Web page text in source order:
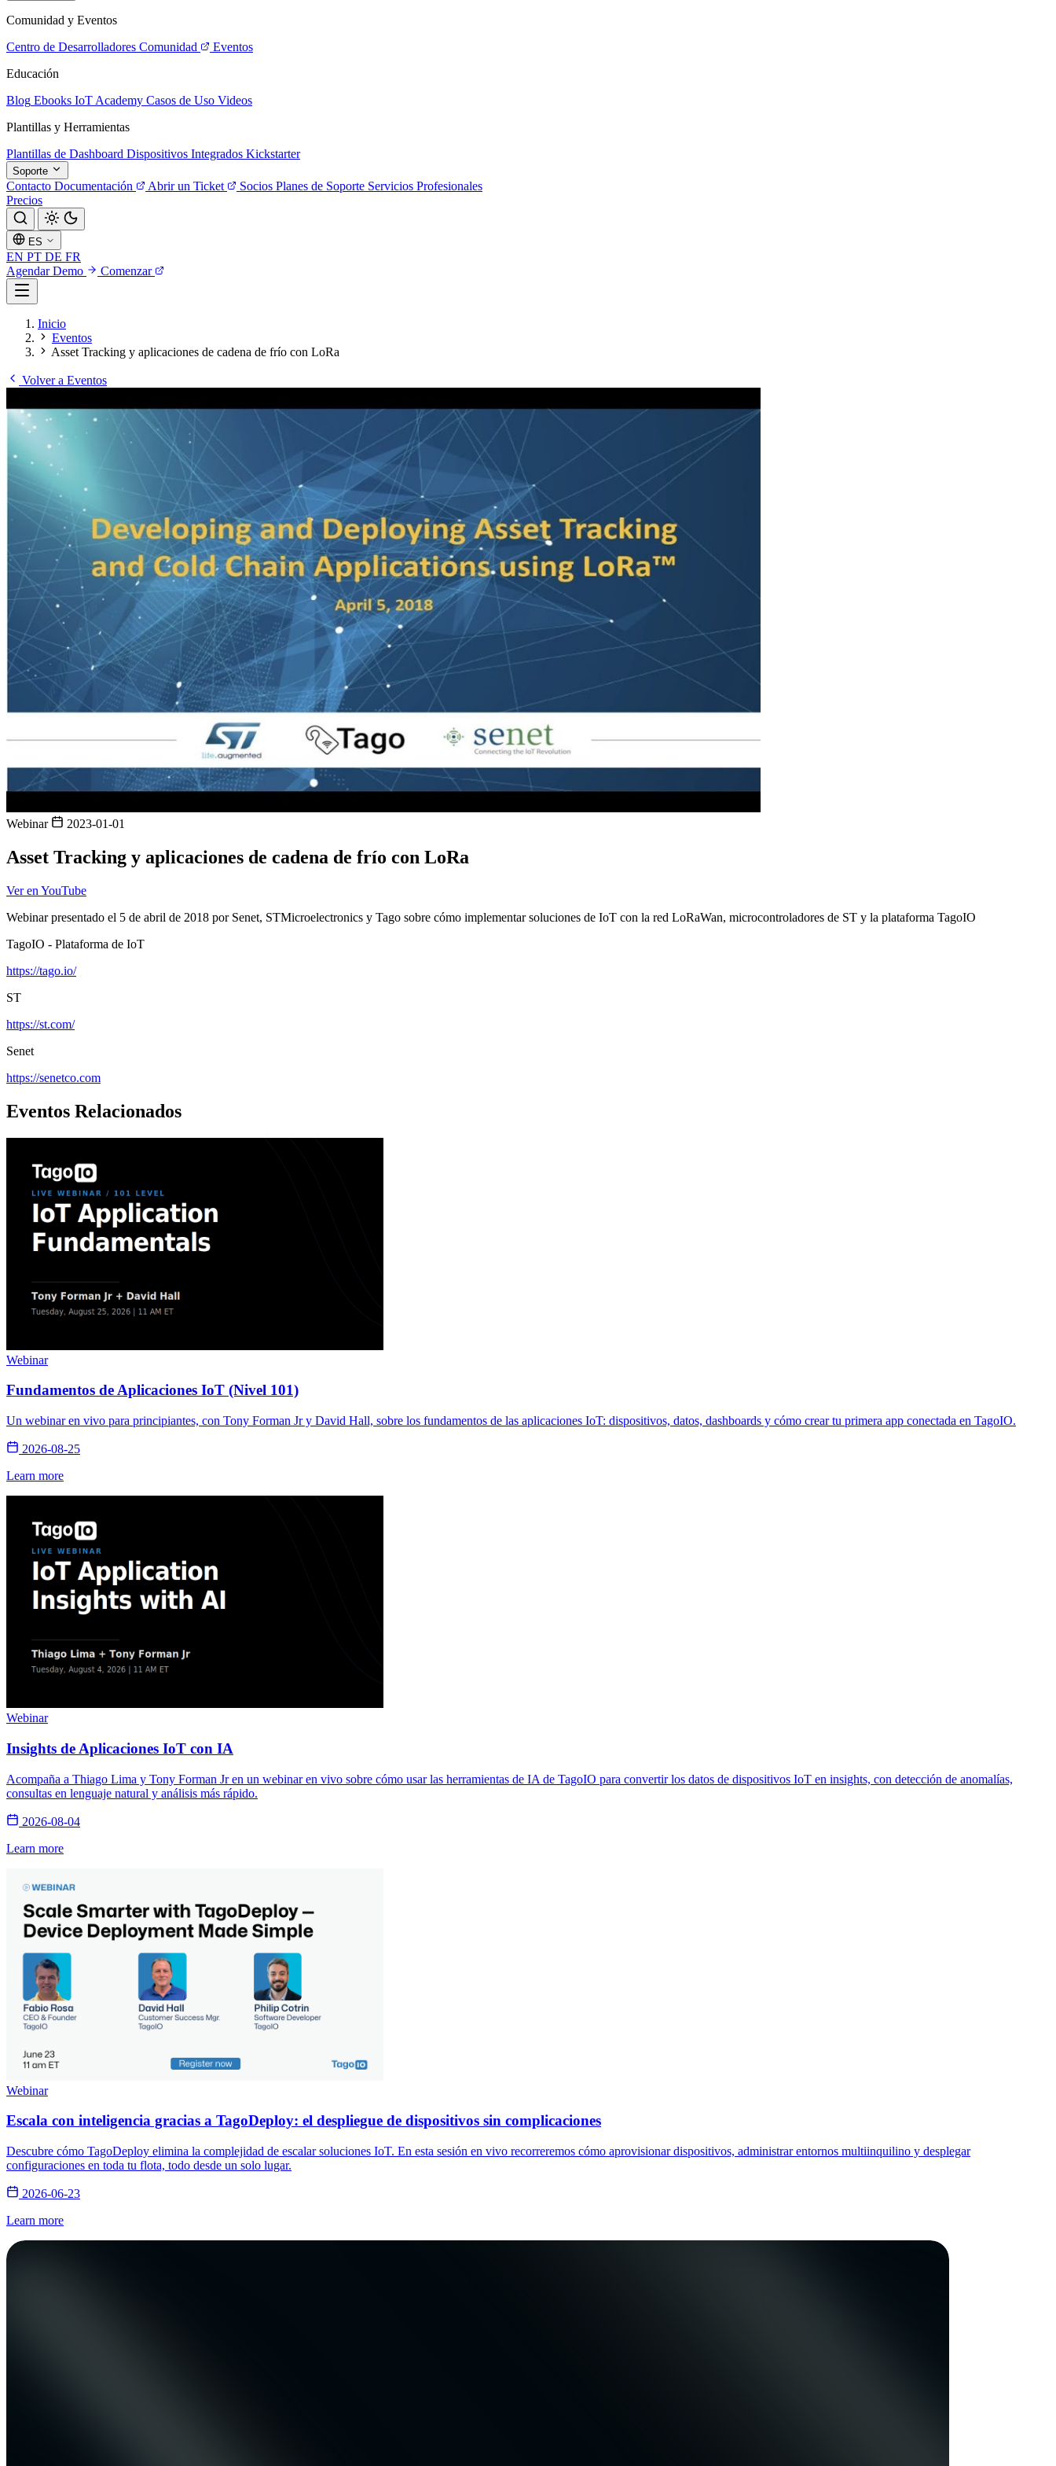
Comunidad y Eventos
Centro de Desarrolladores Comunidad
Eventos
Educación
Blog Ebooks IoT Academy Casos de Uso Videos
Plantillas y Herramientas
Plantillas de Dashboard Dispositivos Integrados Kickstarter
Soporte
Contacto Documentación Abrir un Ticket Socios Planes de Soporte Servicios Profesionales
Precios
ES
EN PT DE FR
Agendar Demo
Comenzar
Inicio
Eventos
Asset Tracking y aplicaciones de cadena de frío con LoRa
Volver a Eventos
Webinar 2023-01-01
Asset Tracking y aplicaciones de cadena de frío con LoRa
Ver en YouTube
Webinar presentado el 5 de abril de 2018 por Senet, STMicroelectronics y Tago sobre cómo implementar soluciones de IoT con la red LoRaWan, microcontroladores de ST y la plataforma TagoIO
TagoIO - Plataforma de IoT
https://tago.io/
ST
https://st.com/
Senet
https://senetco.com
Eventos Relacionados
Webinar
Fundamentos de Aplicaciones IoT (Nivel 101)
Un webinar en vivo para principiantes, con Tony Forman Jr y David Hall, sobre los fundamentos de las aplicaciones IoT: dispositivos, datos, dashboards y cómo crear tu primera app conectada en TagoIO.
2026-08-25
Learn more
Webinar
Insights de Aplicaciones IoT con IA
Acompaña a Thiago Lima y Tony Forman Jr en un webinar en vivo sobre cómo usar las herramientas de IA de TagoIO para convertir los datos de dispositivos IoT en insights, con detección de anomalías,
consultas en lenguaje natural y análisis más rápido.
2026-08-04
Learn more
Webinar
Escala con inteligencia gracias a TagoDeploy: el despliegue de dispositivos sin complicaciones
Descubre cómo TagoDeploy elimina la complejidad de escalar soluciones IoT. En esta sesión en vivo recorreremos cómo aprovisionar dispositivos, administrar entornos multiinquilino y desplegar
configuraciones en toda tu flota, todo desde un solo lugar.
2026-06-23
Learn more